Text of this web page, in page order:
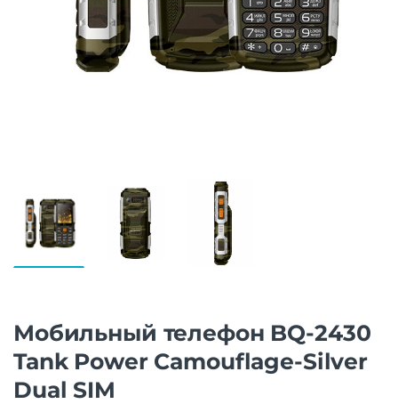
Мобильный телефон BQ-2430
Tank Power Camouflage-Silver
Dual SIM